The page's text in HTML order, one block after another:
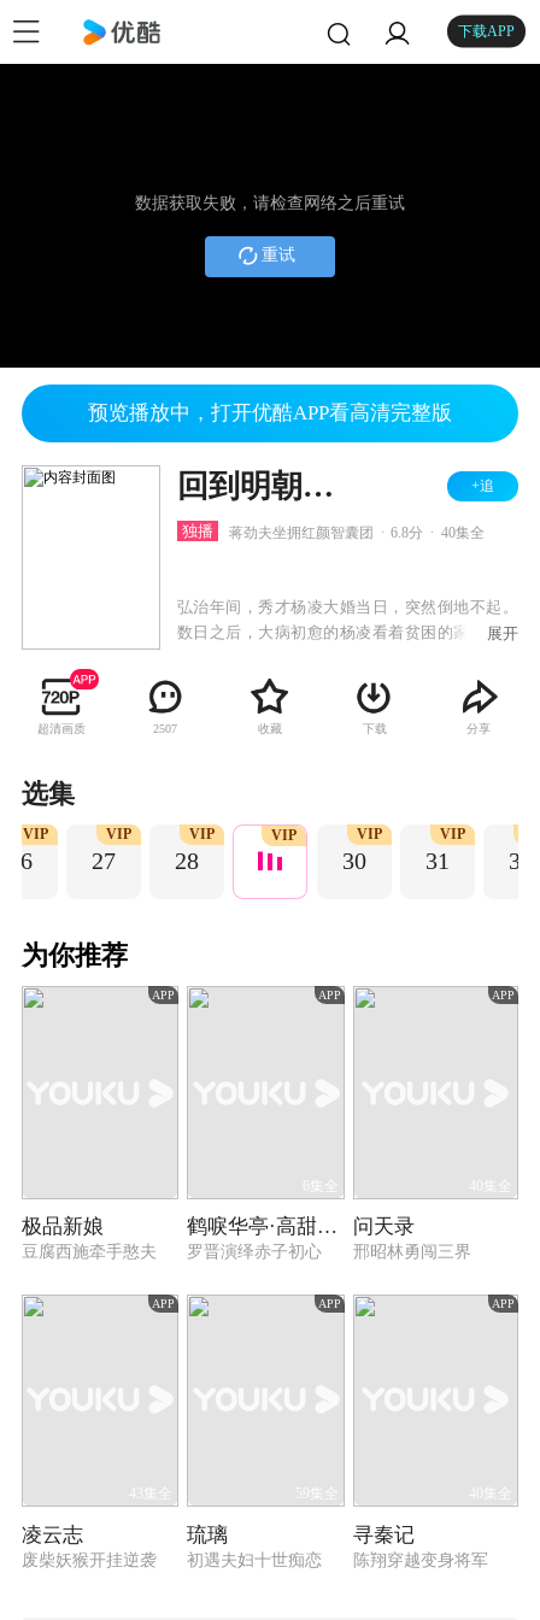
下载APP
数据获取失败，请检查网络之后重试
重试
预览播放中，打开优酷APP看高清完整版
回到明朝当王爷之杨凌传 +追
独播 蒋劲夫坐拥红颜智囊团 6.8分 40集全
弘治年间，秀才杨凌大婚当日，突然倒地不起。
数日之后，大病初愈的杨凌看着贫困的家境，以
愧，当即决定卖掉田地上京赶考。途径鸡鸣驿，
杨凌利用自己的聪明才智与博学强闻巧妙的帮助
马昂解除了杀人嫌疑，化解了一桩冤案，杨凌因
用，战场上杨凌与微服的太子朱厚照成了生死之
交。因功进京升太子伴读的杨凌，与朱厚照情同
爷，实现了其跌宕起伏而又波澜壮阔的传奇人
生。
展开
超清画质 2507 收藏 下载 分享
选集
26
VIP
27
VIP
28
VIP VIP
30
VIP
31
VIP
32
为你推荐
APP
极品新娘
豆腐西施牵手憨夫
APP
6集全
鹤唳华亭·高甜番外
罗晋演绎赤子初心
APP
40集全
问天录
邢昭林勇闯三界
APP
43集全
凌云志
废柴妖猴开挂逆袭
APP
59集全
琉璃
初遇夫妇十世痴恋
APP
40集全
寻秦记
陈翔穿越变身将军